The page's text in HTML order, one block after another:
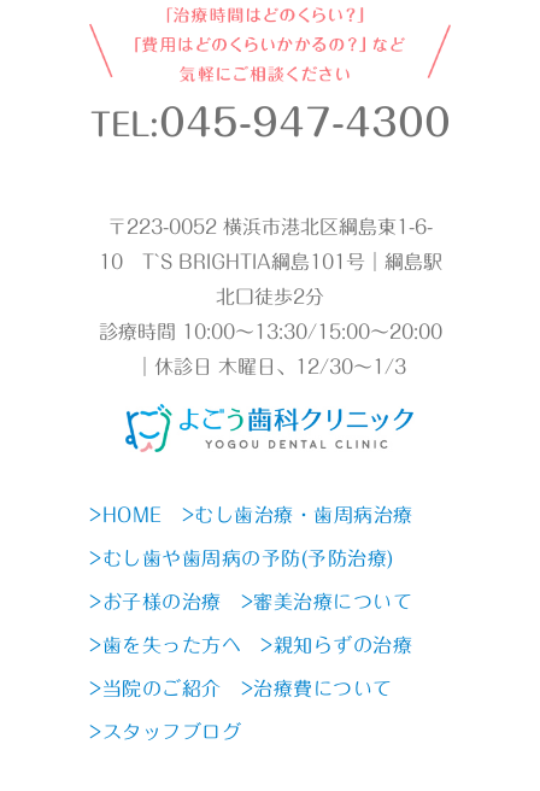
TEL:045-947-4300
〒223-0052 横浜市港北区綱島東1-6-
10 T`S BRIGHTIA綱島101号｜綱島駅
北口徒歩2分
診療時間 10:00～13:30/15:00～20:00
｜休診日 木曜日、12/30～1/3
>HOME >むし歯治療・歯周病治療
>むし歯や歯周病の予防(予防治療)
>お子様の治療 >審美治療について
>歯を失った方へ >親知らずの治療
>当院のご紹介 >治療費について
>スタッフブログ